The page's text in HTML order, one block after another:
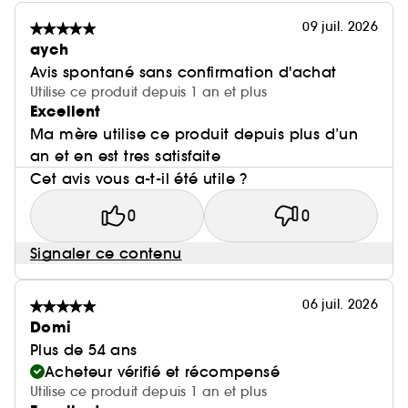
*Test instrumental sur 10 volontaires
**Test in vitro\
09 juil. 2026
aych
Avis spontané sans confirmation d'achat
Utilise ce produit depuis 1 an et plus
Excellent
Ma mère utilise ce produit depuis plus d’un
an et en est tres satisfaite
Cet avis vous a-t-il été utile ?
0 0
Signaler ce contenu
06 juil. 2026
Domi
Plus de 54 ans
Acheteur vérifié et récompensé
Utilise ce produit depuis 1 an et plus